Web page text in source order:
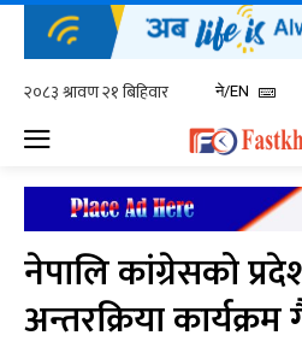
ने/EN
नेपालि कांग्रेसको
अन्तरक्रिया